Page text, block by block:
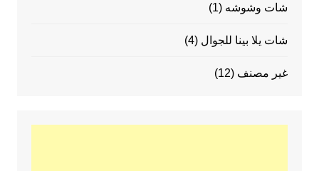
شات وشوشه (1)
شات يلا بينا للجوال (4)
غير مصنف (12)